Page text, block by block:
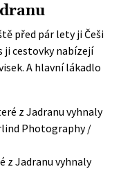
před pár lety ji Češi
ji cestovky nabízejí
A hlavní lákadlo
z Jadranu vyhnaly